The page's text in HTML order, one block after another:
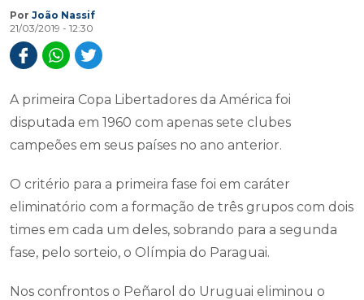
Por João Nassif
21/03/2019 - 12:30
A primeira Copa Libertadores da América foi
disputada em 1960 com apenas sete clubes
campeões em seus países no ano anterior.
O critério para a primeira fase foi em caráter
eliminatório com a formação de três grupos com dois
times em cada um deles, sobrando para a segunda
fase, pelo sorteio, o Olímpia do Paraguai.
Nos confrontos o Peñarol do Uruguai eliminou o